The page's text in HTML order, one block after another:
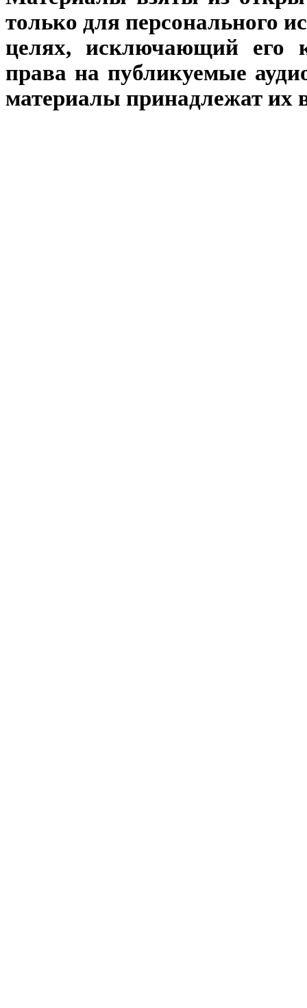
только для персонального
целях, исключающий его
права на публикуемые
материалы принадлежат их